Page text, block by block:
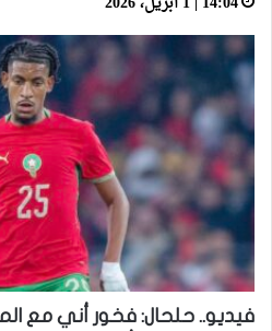
فيديو.. حلحال: فخور أني مع